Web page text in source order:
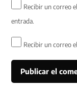
Recibir un correo
entrada.
Recibir un correo